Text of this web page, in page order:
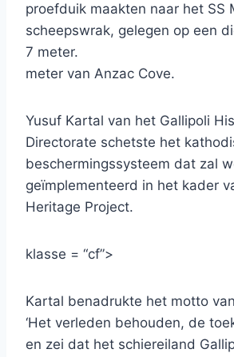
proefduik maakten naar het SS
scheepswrak, gelegen op een
7 meter.
meter van Anzac Cove.
Yusuf Kartal van het Gallipoli
Directorate schetste het
beschermingssysteem dat zal
geïmplementeerd in het kader
Heritage Project.
klasse = “cf”>
Kartal benadrukte het motto
‘Het verleden behouden, de
en zei dat het schiereiland